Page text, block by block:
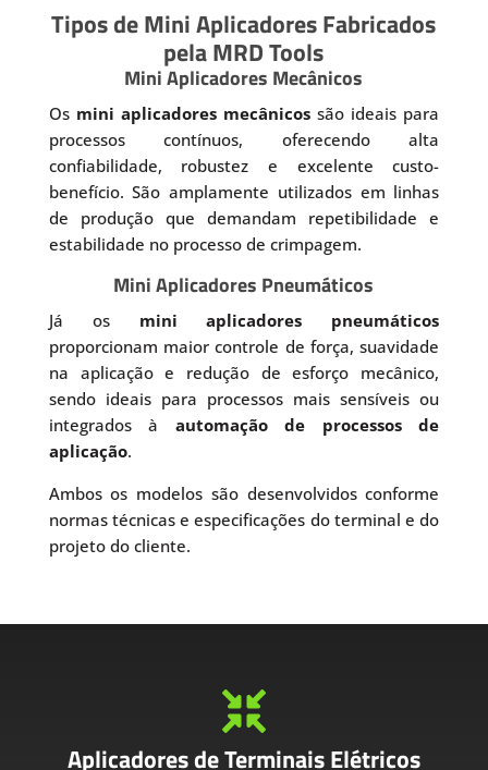
Tipos de Mini Aplicadores Fabricados
pela MRD Tools
Mini Aplicadores Mecânicos
Os mini aplicadores mecânicos são ideais para
processos contínuos, oferecendo alta
confiabilidade, robustez e excelente custo-
benefício. São amplamente utilizados em linhas
de produção que demandam repetibilidade e
estabilidade no processo de crimpagem.
Mini Aplicadores Pneumáticos
Já os mini aplicadores pneumáticos
proporcionam maior controle de força, suavidade
na aplicação e redução de esforço mecânico,
sendo ideais para processos mais sensíveis ou
integrados à automação de processos de
aplicação.
Ambos os modelos são desenvolvidos conforme
normas técnicas e especificações do terminal e do
projeto do cliente.

Aplicadores de Terminais Elétricos